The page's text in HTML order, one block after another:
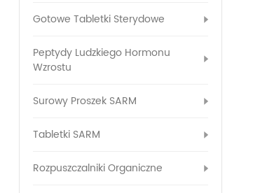
Gotowe Tabletki Sterydowe
Peptydy Ludzkiego Hormonu
Wzrostu
Surowy Proszek SARM
Tabletki SARM
Rozpuszczalniki Organiczne